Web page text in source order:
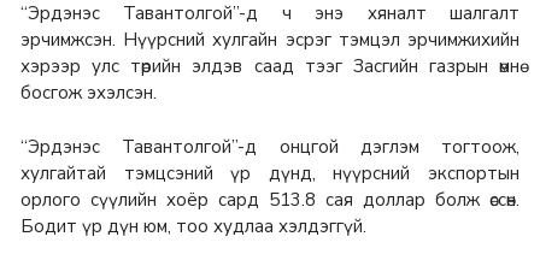
“Эрдэнэс Тавантолгой”-д ч энэ хяналт шалгалт
эрчимжсэн. Нүүрсний хулгайн эсрэг тэмцэл эрчимжихийн
хэрээр улс төрийн элдэв саад тээг Засгийн газрын өмнө
босгож эхэлсэн.
“Эрдэнэс Тавантолгой”-д онцгой дэглэм тогтоож,
хулгайтай тэмцсэний үр дүнд, нүүрсний экспортын
орлого сүүлийн хоёр сард 513.8 сая доллар болж өссөн.
Бодит үр дүн юм, тоо худлаа хэлдэггүй.